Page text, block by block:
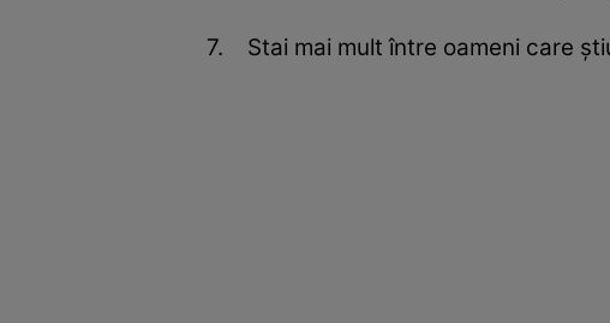
7. Stai mai mult între oameni care